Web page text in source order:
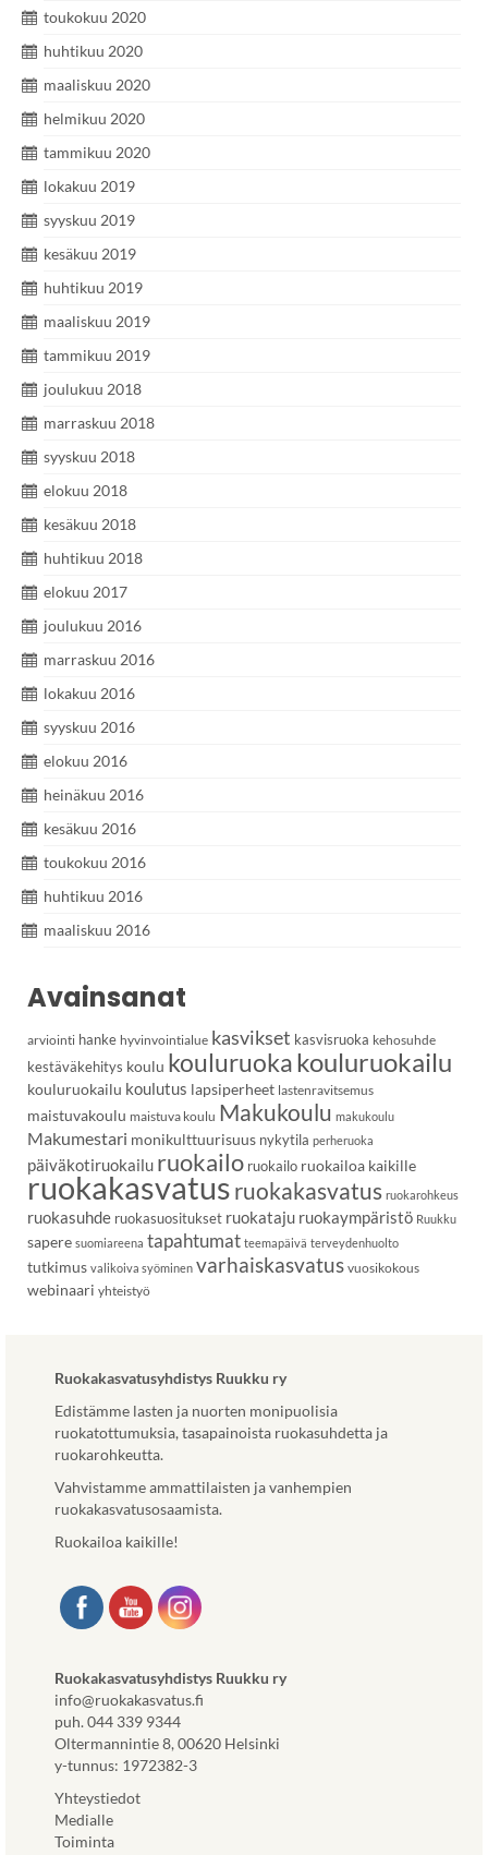
toukokuu 2020
huhtikuu 2020
maaliskuu 2020
helmikuu 2020
tammikuu 2020
lokakuu 2019
syyskuu 2019
kesäkuu 2019
huhtikuu 2019
maaliskuu 2019
tammikuu 2019
joulukuu 2018
marraskuu 2018
syyskuu 2018
elokuu 2018
kesäkuu 2018
huhtikuu 2018
elokuu 2017
joulukuu 2016
marraskuu 2016
lokakuu 2016
syyskuu 2016
elokuu 2016
heinäkuu 2016
kesäkuu 2016
toukokuu 2016
huhtikuu 2016
maaliskuu 2016
Avainsanat
arviointi hanke hyvinvointialue kasvikset kasvisruoka kehosuhde
kestäväkehitys koulu kouluruokakouluruokailu
kouluruokailu koulutus lapsiperheet lastenravitsemus
maistuvakoulu maistuva koulu Makukoulu makukoulu
Makumestari monikulttuurisuus nykytila perheruoka
päiväkotiruokailu ruokailo ruokailo ruokailoa kaikille
ruokakasvatus ruokakasvatus ruokarohkeus
ruokasuhde ruokasuositukset ruokataju ruokaympäristö Ruukku
sapere suomiareena tapahtumat teemapäivä terveydenhuolto
tutkimus valikoiva syöminen varhaiskasvatus vuosikokous
webinaari yhteistyö
Ruokakasvatusyhdistys Ruukku ry
Edistämme lasten ja nuorten monipuolisia
ruokatottumuksia, tasapainoista ruokasuhdetta ja
ruokarohkeutta.
Vahvistamme ammattilaisten ja vanhempien
ruokakasvatusosaamista.
Ruokailoa kaikille!
Ruokakasvatusyhdistys Ruukku ry
info@ruokakasvatus.fi
puh. 044 339 9344
Oltermannintie 8, 00620 Helsinki
y-tunnus: 1972382-3
Yhteystiedot
Medialle
Toiminta